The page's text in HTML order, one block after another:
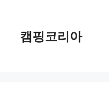
캠핑코리아